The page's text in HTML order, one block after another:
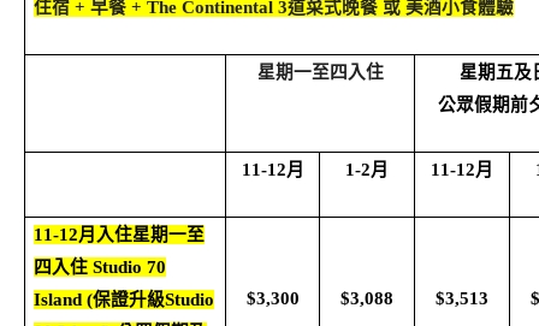
住宿 +早餐 + The Continental 3道菜式晚餐 或 美酒小食體驗
星期一至四入住
星期五及
公眾假期前
11-12月 1-2月 11-12月
11-12月入住星期一至
四入住 Studio 70
Island (保證升級Studio
$3,300 $3,088 $3,513